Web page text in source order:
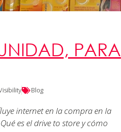
PARA
Blog
internet en la compra en la
es el drive to store y cómo